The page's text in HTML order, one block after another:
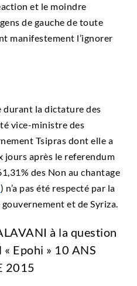
et le moindre
de gauche de toute
manifestement l’ignorer
durant la dictature des
vice-ministre des
Tsipras dont elle a
jours après le referendum
des Non au chantage
) n’a pas été respecté par la
et de Syriza.
à la question
Epohi » 10 ANS
2015